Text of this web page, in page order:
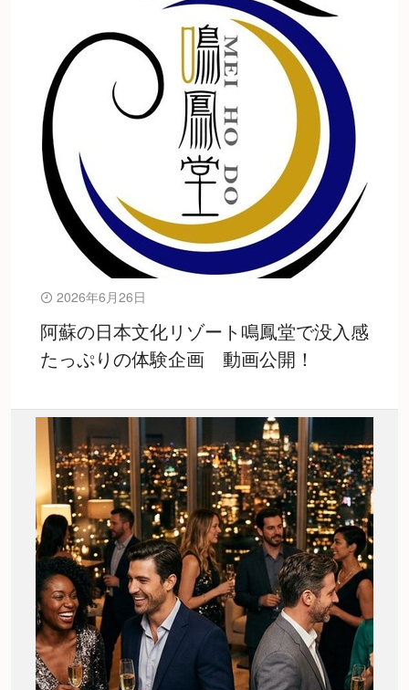
2026年6月26日
阿蘇の日本文化リゾート鳴鳳堂で没入感
たっぷりの体験企画 動画公開！